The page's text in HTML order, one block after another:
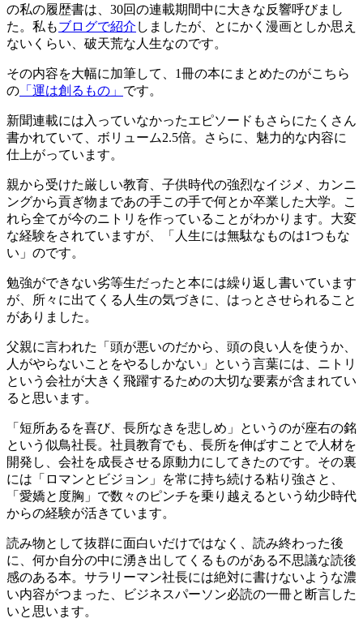
の私の履歴書は、30回の連載期間中に大きな反響呼びまし
た。私もブログで紹介 しましたが、とにかく漫画としか思え
ないくらい、破天荒な人生なのです。
その内容を大幅に加筆して、1冊の本にまとめたのがこちら
の 「運は創るもの」 です。
新聞連載には入っていなかったエピソードもさらにたくさん
書かれていて、ボリューム2.5倍。さらに、魅力的な内容に
仕上がっています。
親から受けた厳しい教育、子供時代の強烈なイジメ、カンニ
ングから貢ぎ物まであの手この手で何とか卒業した大学。こ
れら全てが今のニトリを作っていることがわかります。大変
な経験をされていますが、「人生には無駄なものは1つもな
い」のです。
勉強ができない劣等生だったと本には繰り返し書いています
が、所々に出てくる人生の気づきに、はっとさせられること
がありました。
父親に言われた「頭が悪いのだから、頭の良い人を使うか、
人がやらないことをやるしかない」という言葉には、ニトリ
という会社が大きく飛躍するための大切な要素が含まれてい
ると思います。
「短所あるを喜び、長所なきを悲しめ」というのが座右の銘
という似鳥社長。社員教育でも、長所を伸ばすことで人材を
開発し、会社を成長させる原動力にしてきたのです。その裏
には「ロマンとビジョン」を常に持ち続ける粘り強さと、
「愛嬌と度胸」で数々のピンチを乗り越えるという幼少時代
からの経験が活きています。
読み物として抜群に面白いだけではなく、読み終わった後
に、何か自分の中に湧き出してくるものがある不思議な読後
感のある本。サラリーマン社長には絶対に書けないような濃
い内容がつまった、ビジネスパーソン必読の一冊と断言した
いと思います。